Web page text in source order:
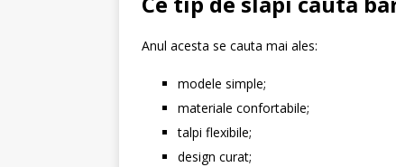
Anul acesta se cauta mai ales:
modele simple;
materiale confortabile;
talpi flexibile;
design curat;